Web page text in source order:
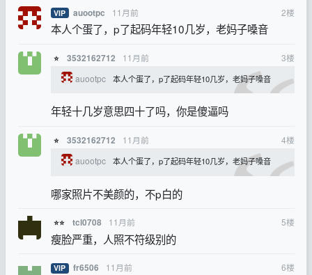
VIP auootpc 11月前 2楼
本人个蛋了，p了起码年轻10几岁，老妈子嗓音
⭐ 3532162712 11月前 3楼
auootpc
本人个蛋了，p了起码年轻10几岁，老妈子嗓音
年轻十几岁意思四十了吗，你是傻逼吗
⭐ 3532162712 11月前 4楼
auootpc
本人个蛋了，p了起码年轻10几岁，老妈子嗓音
哪家照片不美颜的，不p白的
⭐⭐ tcl0708 11月前 5楼
瘦脸严重，人照不符级别的
VIP fr6506 11月前 6楼